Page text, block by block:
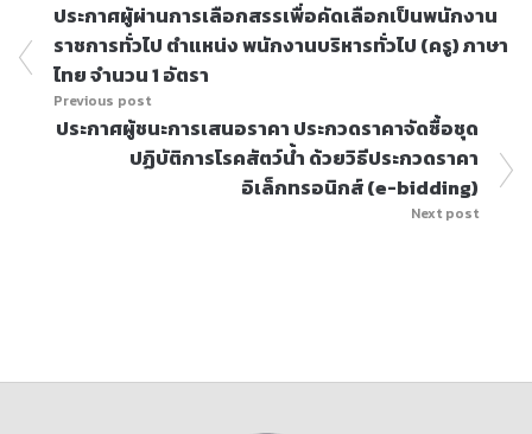
ประกาศผู้ผ่านการเลือกสรรเพื่อคัดเลือกเป็นพนักงาน
ราชการทั่วไป ตำแหน่ง พนักงานบริหารทั่วไป (ครู) ภาษา
ไทย จำนวน 1 อัตรา
Previous post
ประกาศผู้ชนะการเสนอราคา ประกวดราคาจัดซื้อชุด
ปฏิบัติการโรคสัตว์น้ำ ด้วยวิธีประกวดราคา
อิเล็กทรอนิกส์ (e-bidding)
Next post